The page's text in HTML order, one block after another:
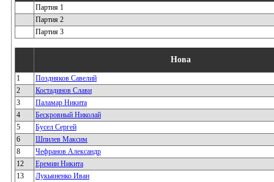
Партия 1
Партия 2
Партия 3
Нова
1
Поздняков Савелий
2
Костадинов Слави
3
Паламар Никита
4
Бескровный Николай
5
Бусел Сергей
6
Шпилев Максим
8
Чефранов Александр
12
Еремин Никита
13
Лукьяненко Иван